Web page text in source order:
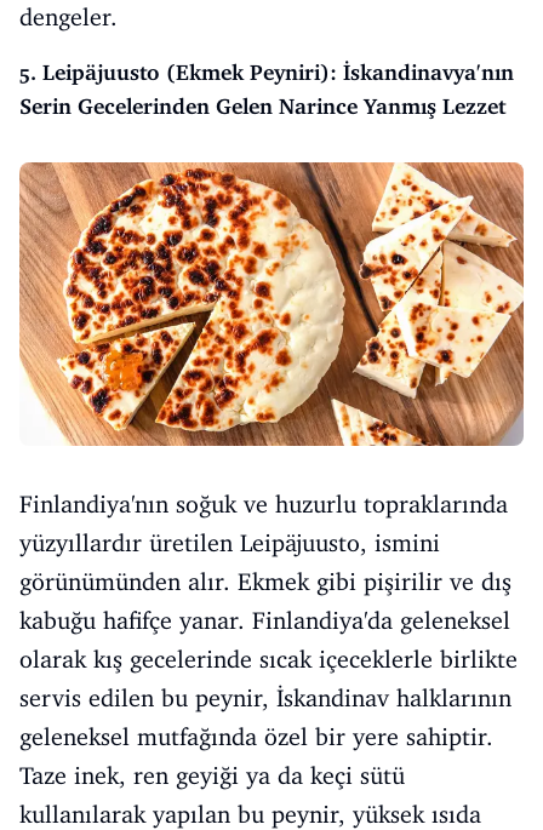
dengeler.
5. Leipäjuusto (Ekmek Peyniri): İskandinavya'nın
Serin Gecelerinden Gelen Narince Yanmış Lezzet
Finlandiya'nın soğuk ve huzurlu topraklarında
yüzyıllardır üretilen Leipäjuusto, ismini
görünümünden alır. Ekmek gibi pişirilir ve dış
kabuğu hafifçe yanar. Finlandiya'da geleneksel
olarak kış gecelerinde sıcak içeceklerle birlikte
servis edilen bu peynir, İskandinav halklarının
geleneksel mutfağında özel bir yere sahiptir.
Taze inek, ren geyiği ya da keçi sütü
kullanılarak yapılan bu peynir, yüksek ısıda